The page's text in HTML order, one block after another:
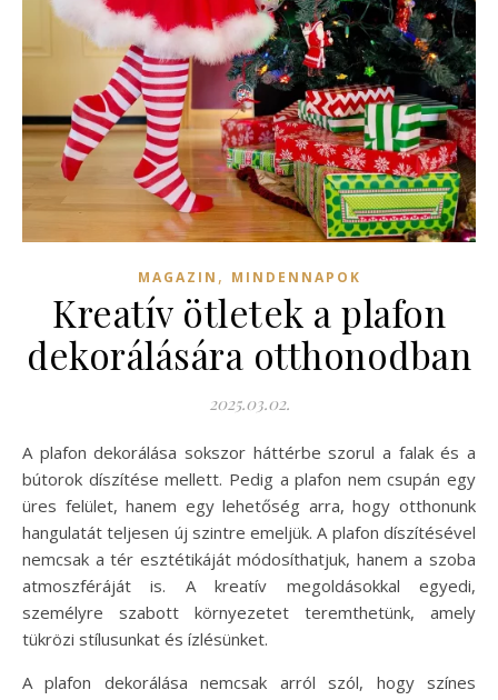
MAGAZIN , MINDENNAPOK
Kreatív ötletek a plafon
dekorálására otthonodban
2025.03.02.
A plafon dekorálása sokszor háttérbe szorul a falak és a
bútorok díszítése mellett. Pedig a plafon nem csupán egy
üres felület, hanem egy lehetőség arra, hogy otthonunk
hangulatát teljesen új szintre emeljük. A plafon díszítésével
nemcsak a tér esztétikáját módosíthatjuk, hanem a szoba
atmoszféráját is. A kreatív megoldásokkal egyedi,
személyre szabott környezetet teremthetünk, amely
tükrözi stílusunkat és ízlésünket.
A plafon dekorálása nemcsak arról szól, hogy színes